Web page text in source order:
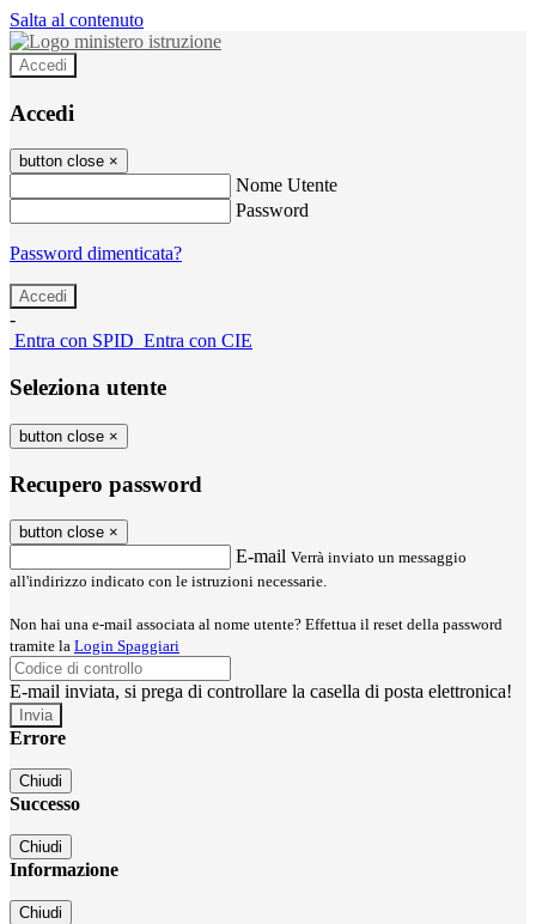
Salta al contenuto
Accedi
Accedi
button close ×
Nome Utente
Password
Password dimenticata?
-
Entra con SPID Entra con CIE
Seleziona utente
button close ×
Recupero password
button close ×
E-mail Verrà inviato un messaggio
all'indirizzo indicato con le istruzioni necessarie.
Non hai una e-mail associata al nome utente? Effettua il reset della password
tramite la Login Spaggiari
E-mail inviata, si prega di controllare la casella di posta elettronica!
Errore
Chiudi
Successo
Chiudi
Informazione
Chiudi